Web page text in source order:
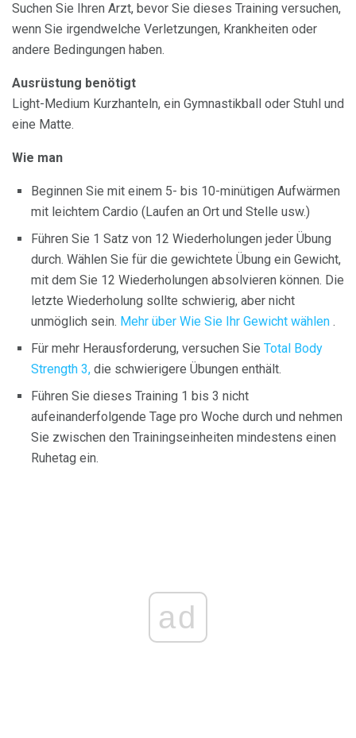
Suchen Sie Ihren Arzt, bevor Sie dieses Training versuchen,
wenn Sie irgendwelche Verletzungen, Krankheiten oder
andere Bedingungen haben.
Ausrüstung benötigt
Light-Medium Kurzhanteln, ein Gymnastikball oder Stuhl und
eine Matte.
Wie man
Beginnen Sie mit einem 5- bis 10-minütigen Aufwärmen
mit leichtem Cardio (Laufen an Ort und Stelle usw.)
Führen Sie 1 Satz von 12 Wiederholungen jeder Übung
durch. Wählen Sie für die gewichtete Übung ein Gewicht,
mit dem Sie 12 Wiederholungen absolvieren können. Die
letzte Wiederholung sollte schwierig, aber nicht
unmöglich sein. Mehr über Wie Sie Ihr Gewicht wählen .
Für mehr Herausforderung, versuchen Sie Total Body
Strength 3, die schwierigere Übungen enthält.
Führen Sie dieses Training 1 bis 3 nicht
aufeinanderfolgende Tage pro Woche durch und nehmen
Sie zwischen den Trainingseinheiten mindestens einen
Ruhetag ein.
ad